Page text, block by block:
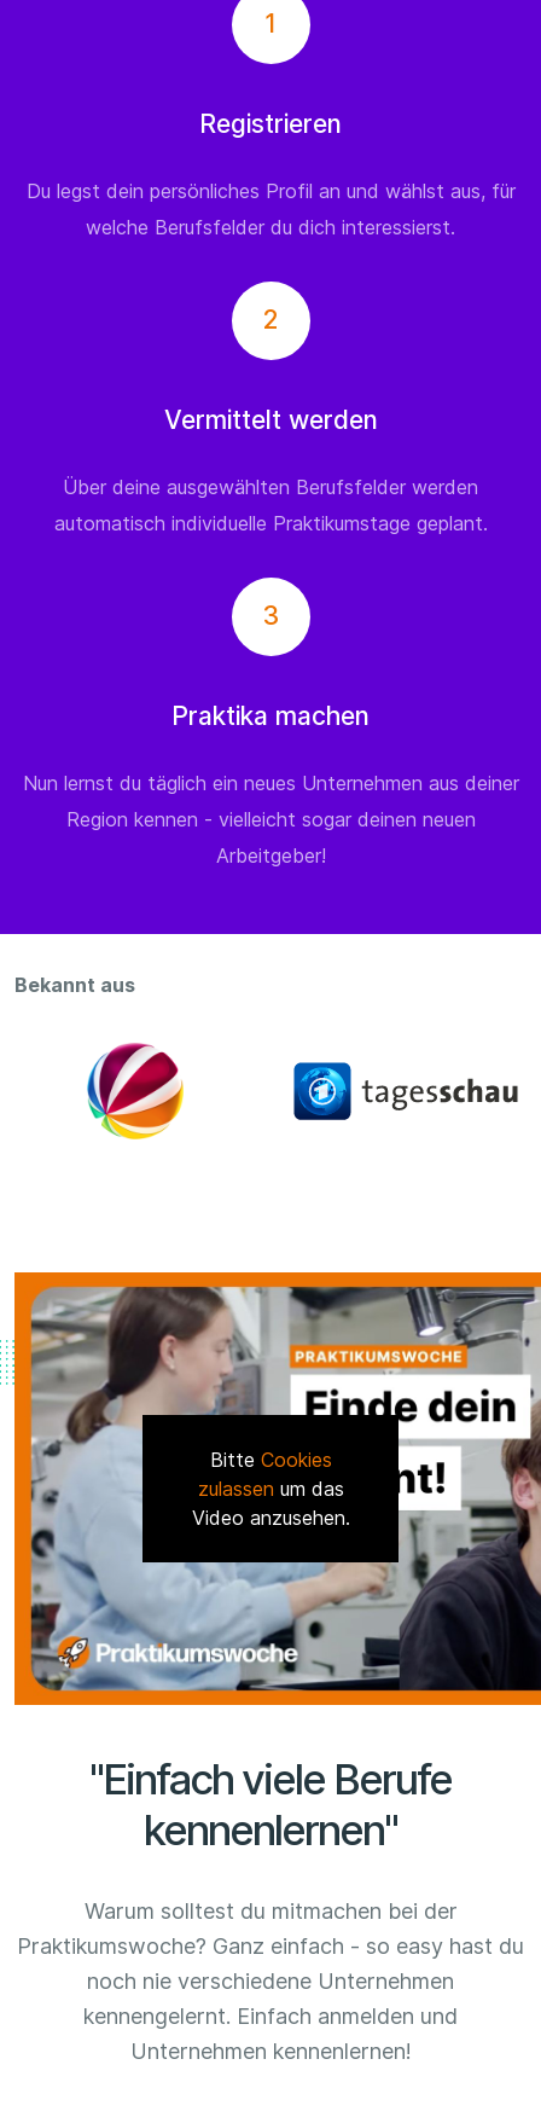
1
Registrieren
Du legst dein persönliches Profil an und wählst aus, für
welche Berufsfelder du dich interessierst.
2
Vermittelt werden
Über deine ausgewählten Berufsfelder werden
automatisch individuelle Praktikumstage geplant.
3
Praktika machen
Nun lernst du täglich ein neues Unternehmen aus deiner
Region kennen - vielleicht sogar deinen neuen
Arbeitgeber!
Bekannt aus
"Einfach viele Berufe
kennenlernen"
Warum solltest du mitmachen bei der
Praktikumswoche? Ganz einfach - so easy hast du
noch nie verschiedene Unternehmen
kennengelernt. Einfach anmelden und
Unternehmen kennenlernen!
Bitte Cookies
zulassen um das
Video anzusehen.